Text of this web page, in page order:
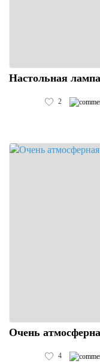
Настольная
2
Очень
4